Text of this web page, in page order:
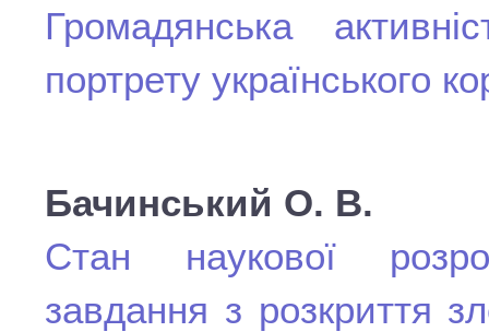
Громадянська
портрету українського
Бачинський О. В.
Стан наукової
завдання з розкриття